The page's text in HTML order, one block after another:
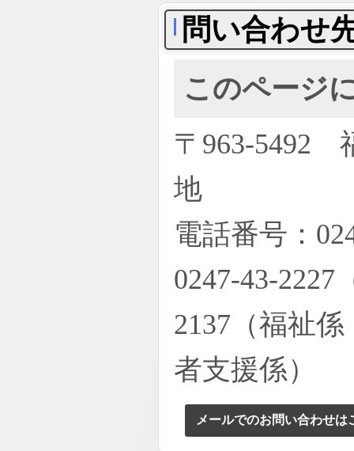
問い合わせ
このページ
〒963-5492
地
電話番号：
0247-43-
2137（福祉
者支援係）
メールでのお問い合わせは